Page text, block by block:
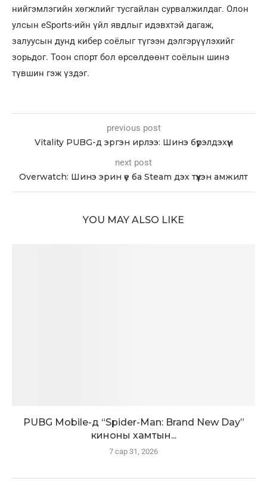
нийгэмлэгийн хөгжлийг тусгайлан сурвалжилдаг. Олон
улсын eSports-ийн үйл явдлыг идэвхтэй дагаж,
залуусын дунд кибер соёлыг түгээн дэлгэрүүлэхийг
зорьдог. Тоон спорт бол өрсөлдөөнт соёлын шинэ
түвшин гэж үздэг.
previous post
Vitality PUBG-д эргэн ирлээ: Шинэ бүрэлдэхүүн
next post
Overwatch: Шинэ эрин үе ба Steam дэх түүхэн амжилт
YOU MAY ALSO LIKE
PUBG Mobile-д “Spider-Man: Brand New Day”
киноны хамтын...
7 сар 31, 2026